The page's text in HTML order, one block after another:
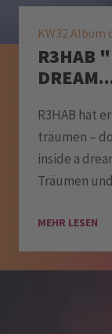
KW32 Album
R3HAB
R3HAB hat
träumen –
inside a
Träumen
MEHR LESEN